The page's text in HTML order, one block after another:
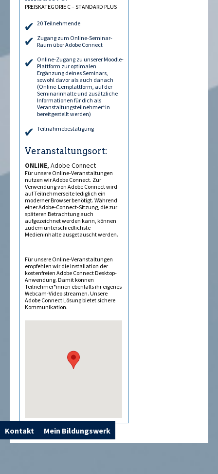
PREISKATEGORIE C – STANDARD PLUS
20 Teilnehmende
Zugang zum Online-Seminar-
Raum über Adobe Connect
Online-Zugang zu unserer Moodle-
Plattform zur optimalen
Ergänzung deines Seminars,
sowohl davor als auch danach
(Online-Lernplattform, auf der
Seminarinhalte und zusätzliche
Informationen für dich als
Veranstaltungsteilnehmer*in
bereitgestellt werden)
Teilnahmebestätigung
Veranstaltungsort:
ONLINE, Adobe Connect
Für unsere Online-Veranstaltungen
nutzen wir Adobe Connect. Zur
Verwendung von Adobe Connect wird
auf Teilnehmerseite lediglich ein
moderner Browser benötigt. Während
einer Adobe-Connect-Sitzung, die zur
späteren Betrachtung auch
aufgezeichnet werden kann, können
zudem unterschiedlichste
Medieninhalte ausgetauscht werden.
Für unsere Online-Veranstaltungen
empfehlen wir die Installation der
kostenfreien Adobe Connect Desktop-
Anwendung. Damit können
Teilnehmer*innen ebenfalls ihr eigenes
Webcam-Video streamen. Unsere
Adobe Connect Lösung bietet sichere
Kommunikation.
Kontakt Mein Bildungswerk